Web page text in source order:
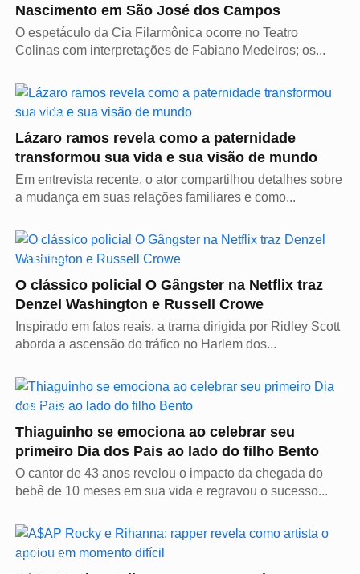
Nascimento em São José dos Campos
O espetáculo da Cia Filarmônica ocorre no Teatro
Colinas com interpretações de Fabiano Medeiros; os...
CULTURA
Lázaro ramos revela como a paternidade
transformou sua vida e sua visão de mundo
Em entrevista recente, o ator compartilhou detalhes sobre
a mudança em suas relações familiares e como...
CULTURA
O clássico policial O Gângster na Netflix traz
Denzel Washington e Russell Crowe
Inspirado em fatos reais, a trama dirigida por Ridley Scott
aborda a ascensão do tráfico no Harlem dos...
CULTURA
Thiaguinho se emociona ao celebrar seu
primeiro Dia dos Pais ao lado do filho Bento
O cantor de 43 anos revelou o impacto da chegada do
bebê de 10 meses em sua vida e regravou o sucesso...
CULTURA